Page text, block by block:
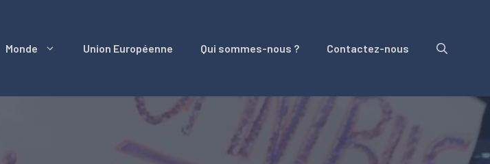
Monde Union Européenne Qui sommes-nous ? Contactez-nous